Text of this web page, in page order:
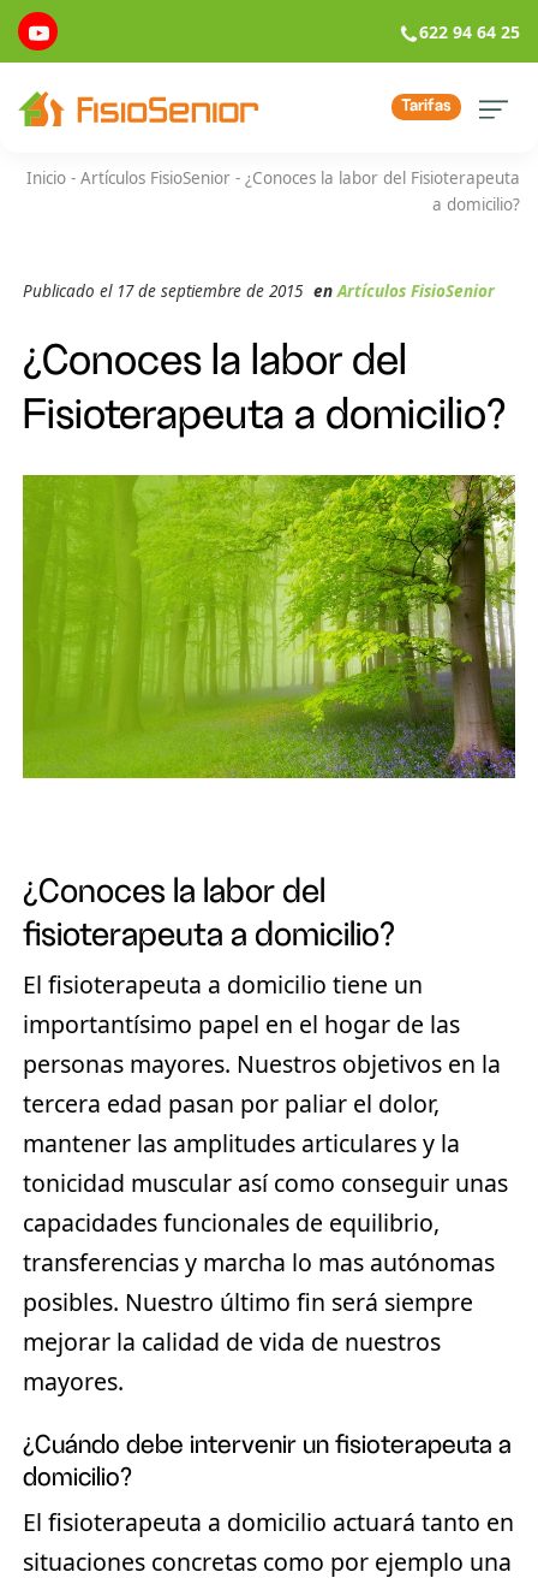
622 94 64 25
Tarifas
Inicio - Artículos FisioSenior - ¿Conoces la labor del Fisioterapeuta
a domicilio?
Publicado el 17 de septiembre de 2015 enArtículos FisioSenior
¿Conoces la labor del
Fisioterapeuta a domicilio?
¿Conoces la labor del
fisioterapeuta a domicilio?
El fisioterapeuta a domicilio tiene un
importantísimo papel en el hogar de las
personas mayores. Nuestros objetivos en la
tercera edad pasan por paliar el dolor,
mantener las amplitudes articulares y la
tonicidad muscular así como conseguir unas
capacidades funcionales de equilibrio,
transferencias y marcha lo mas autónomas
posibles. Nuestro último fin será siempre
mejorar la calidad de vida de nuestros
mayores.
¿Cuándo debe intervenir un fisioterapeuta a
domicilio?
El fisioterapeuta a domicilio actuará tanto en
situaciones concretas como por ejemplo una